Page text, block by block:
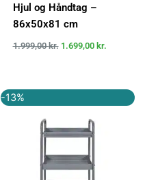
Hjul og Håndtag –
86x50x81 cm
1.999,00kr. 1.699,00 kr.
-13%
oprindelige
var:
1.199,00 kr..
aktuelle